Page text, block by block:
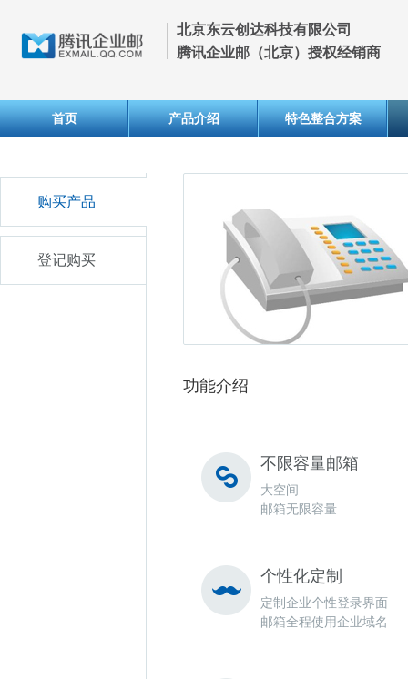
北京东云创达科技有限公司
腾讯企业邮（北京）授权经销商
首页 产品介绍 特色整合方案
购买产品
登记购买
功能介绍
不限容量邮箱
大空间
邮箱无限容量
个性化定制
定制企业个性登录界面
邮箱全程使用企业域名